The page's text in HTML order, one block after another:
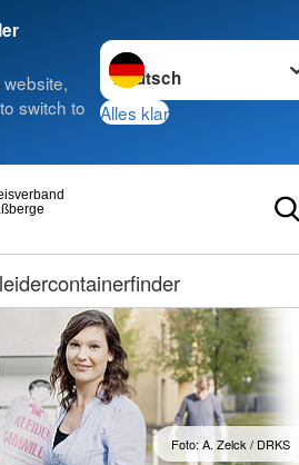
switch to
Sprache wechseln zu
Alles klar
Foto: A. Zelck / DRKS